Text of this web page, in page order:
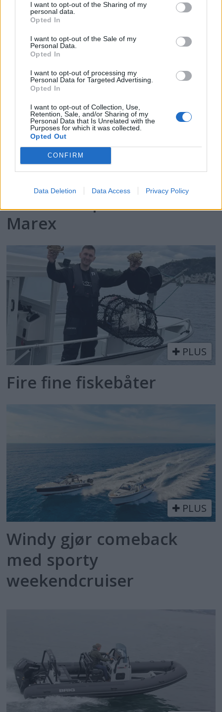
I want to opt-out of the Sharing of my
personal data.
Opted In
I want to opt-out of the Sale of my
Personal Data.
Opted In
I want to opt-out of processing my
Personal Data for Targeted Advertising.
Opted In
I want to opt-out of Collection, Use,
Retention, Sale, and/or Sharing of my
Personal Data that Is Unrelated with the
Purposes for which it was collected.
Opted Out
CONFIRM
Data Deletion Data Access Privacy Policy
2025
PLUS
Prøvekjørt: Mesterlig
Marex
PLUS
Fire fine fiskebåter
PLUS
Windy gjør comeback
med sporty
weekendcruiser